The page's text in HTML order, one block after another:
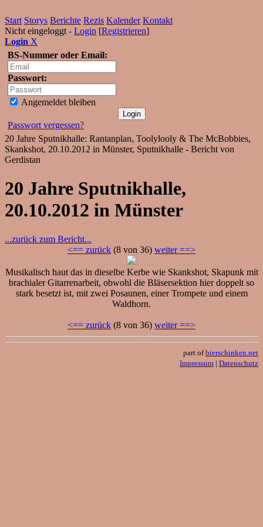
Start Storys Berichte Rezis Kalender Kontakt
Nicht eingeloggt - Login [Registrieren]
Login X
BS-Nummer oder Email:
Passwort:
Angemeldet bleiben
Passwort vergessen?
20 Jahre Sputnikhalle: Rantanplan, Toolylooly & The McBobbies,
Skankshot, 20.10.2012 in Münster, Sputnikhalle - Bericht von
Gerdistan
20 Jahre Sputnikhalle,
20.10.2012 in Münster
...zurück zum Bericht...
<== zurück (8 von 36) weiter ==>
Musikalisch haut das in dieselbe Kerbe wie Skankshot, Skapunk mit
brachialer Gitarrenarbeit, obwohl die Bläsersektion hier doppelt so
stark besetzt ist, mit zwei Posaunen, einer Trompete und einem
Waldhorn.
<== zurück (8 von 36) weiter ==>
part ofbierschinken.net
Impressum | Datenschutz